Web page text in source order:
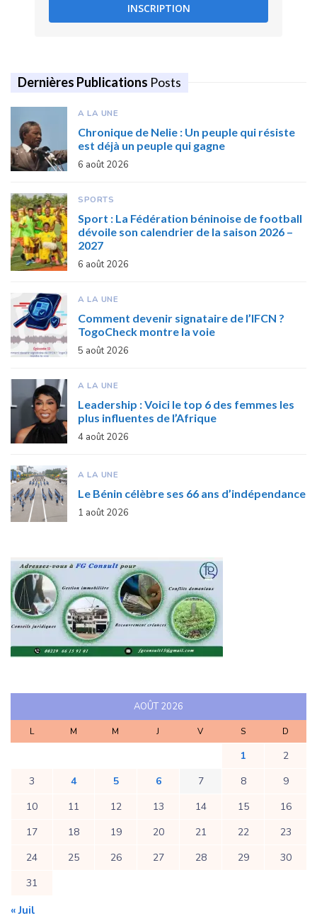
INSCRIPTION
Dernières Publications Posts
A LA UNE
Chronique de Nelie : Un peuple qui résiste
est déjà un peuple qui gagne
6 août 2026
SPORTS
Sport : La Fédération béninoise de football
dévoile son calendrier de la saison 2026 –
2027
6 août 2026
A LA UNE
Comment devenir signataire de l’IFCN ?
TogoCheck montre la voie
5 août 2026
A LA UNE
Leadership : Voici le top 6 des femmes les
plus influentes de l’Afrique
4 août 2026
A LA UNE
Le Bénin célèbre ses 66 ans d’indépendance
1 août 2026
AOÛT 2026
L M M J V S D
1
2
3
4 5 6 7 8
9
10
11 12 13 14 15
16
17
18 19 20 21 22
23
24
25 26 27 28 29
30
31
« Juil